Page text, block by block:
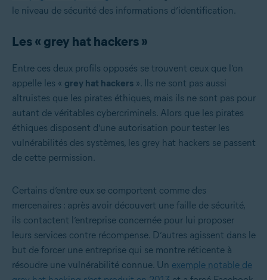
le niveau de sécurité des informations d’identification.
Les « grey hat hackers »
Entre ces deux profils opposés se trouvent ceux que l’on
appelle les « grey hat hackers ». Ils ne sont pas aussi
altruistes que les pirates éthiques, mais ils ne sont pas pour
autant de véritables cybercriminels. Alors que les pirates
éthiques disposent d’une autorisation pour tester les
vulnérabilités des systèmes, les grey hat hackers se passent
de cette permission.
Certains d’entre eux se comportent comme des
mercenaires : après avoir découvert une faille de sécurité,
ils contactent l’entreprise concernée pour lui proposer
leurs services contre récompense. D’autres agissent dans le
but de forcer une entreprise qui se montre réticente à
résoudre une vulnérabilité connue. Un exemple notable de